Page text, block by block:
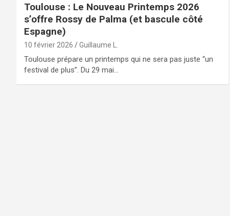
Toulouse : Le Nouveau Printemps 2026
s’offre Rossy de Palma (et bascule côté
Espagne)
10 février 2026 Guillaume L.
Toulouse prépare un printemps qui ne sera pas juste “un
festival de plus”. Du 29 mai…